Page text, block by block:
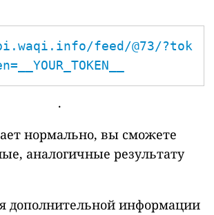
feed/@73/?tok
.
нормально, вы сможете
аналогичные результату
дополнительной информации